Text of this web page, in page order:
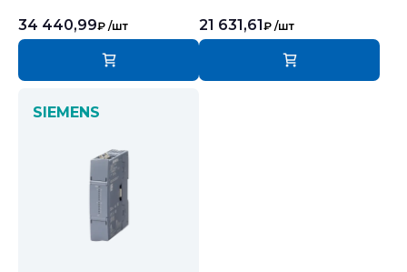
34 440,99₽ /шт 21 631,61₽ /шт
SIEMENS